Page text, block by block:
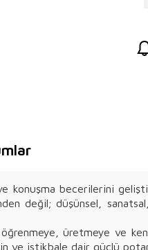
konuşma becerilerini
değil; düşünsel,
üretmeye ve
ve istikbale dair güçlü